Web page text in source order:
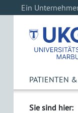
Ein
PATIENTEN
Sie sind hier: